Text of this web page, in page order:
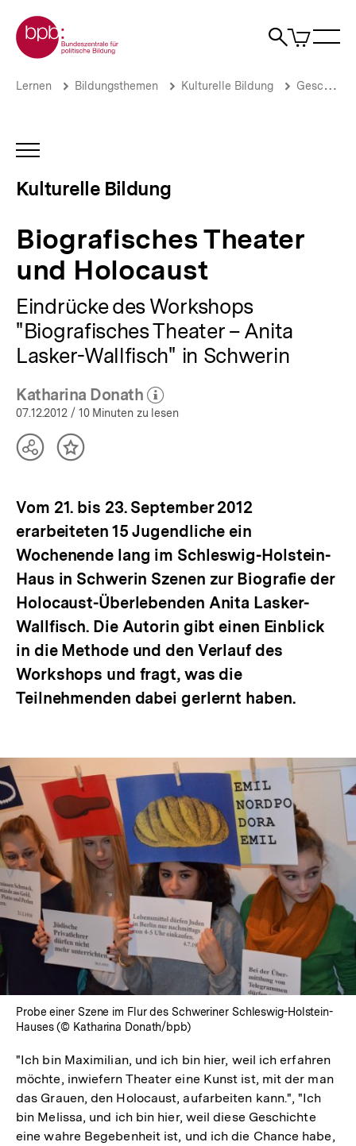
zum
Seiteninhalt
springen
Zur Startseite der bpb
Suche
Artikel
im
Biografisches
Kulturelle
Bildung
Brotkrümelnavigation
Pfadnavigation
Lernen Bildungsthemen Kulturelle Bildung Geschichtsvermittlung
INHALTSNAVIGATION
Kulturelle Bildung
Biografisches Theater
und Holocaust
Eindrücke des Workshops
"Biografisches Theater – Anita
Lasker-Wallfisch" in Schwerin
Katharina Donath
(Mehr zum Autor)
öffnen
07.12.2012 / 10 Minuten zu lesen
TeilenInhalt
Vom 21. bis 23. September 2012
erarbeiteten 15 Jugendliche ein
Wochenende lang im Schleswig-Holstein-
Haus in Schwerin Szenen zur Biografie der
Holocaust-Überlebenden Anita Lasker-
Wallfisch. Die Autorin gibt einen Einblick
in die Methode und den Verlauf des
Workshops und fragt, was die
Teilnehmenden dabei gerlernt haben.
Probe einer Szene im Flur des Schweriner Schleswig-Holstein-
Hauses (© Katharina Donath/bpb)
"Ich bin Maximilian, und ich bin hier, weil ich erfahren
möchte, inwiefern Theater eine Kunst ist, mit der man
das Grauen, den Holocaust, aufarbeiten kann.", "Ich
bin Melissa, und ich bin hier, weil diese Geschichte
eine wahre Begebenheit ist, und ich die Chance habe,